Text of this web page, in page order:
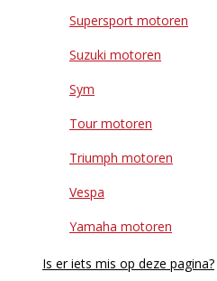
Supersport motoren
Suzuki motoren
Sym
Tour motoren
Triumph motoren
Vespa
Yamaha motoren
Is er iets mis op deze pagina?